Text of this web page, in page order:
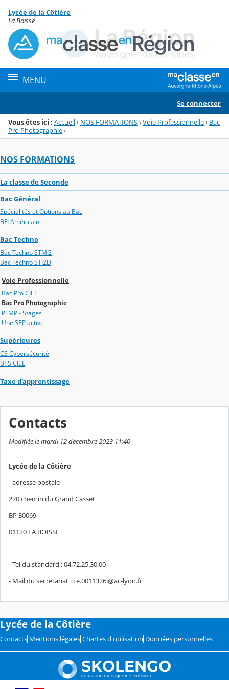
Menu de la rubrique
Contenu
Lycée de la Côtière
La Boisse
MENU
Se connecter
Vous êtes ici : Accueil› NOS FORMATIONS›Voie Professionnelle› Bac
Pro Photographie›
NOS FORMATIONS
La classe de Seconde
Bac Général
Spécialités et Options au Bac
BFI Américain
Bac Techno
Bac Techno STMG
Bac Techno STI2D
Voie Professionnelle
Bac Pro CIEL
Bac Pro Photographie
PFMP - Stages
Une SEP active
Supérieures
CS Cybersécurité
BTS CIEL
Taxe d'apprentissage
Contacts
Modifiée le mardi 12 décembre 2023 11:40
Lycée de la Côtière
- adresse postale
270 chemin du Grand Casset
BP 30069
01120 LA BOISSE
- Tel du standard : 04.72.25.30.00
- Mail du secrétariat : ce.0011326l@ac-lyon.fr
Lycée de la Côtière
Contacts Mentions légales Chartes d'utilisation Données personnelles